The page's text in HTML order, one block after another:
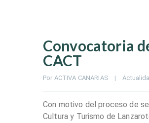
Convocatoria
CACT
Por ACTIVA CANARIAS |
Con motivo del proceso de
Cultura y Turismo de